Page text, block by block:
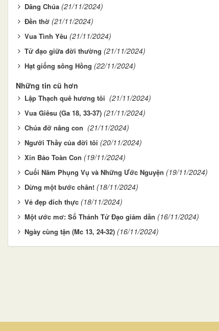
Dâng Chúa (21/11/2024)
Đền thờ (21/11/2024)
Vua Tình Yêu (21/11/2024)
Tử đạo giữa đời thường (21/11/2024)
Hạt giống sông Hồng (22/11/2024)
Những tin cũ hơn
Lập Thạch quê hương tôi (21/11/2024)
Vua Giêsu (Ga 18, 33-37) (21/11/2024)
Chúa đỡ nâng con (21/11/2024)
Ngưởi Thầy của đời tôi (20/11/2024)
Xin Bảo Toàn Con (19/11/2024)
Cuối Năm Phụng Vụ và Những Ước Nguyện (19/11/2024)
Dừng một bước chân! (18/11/2024)
Vẻ đẹp đích thực (18/11/2024)
Một ước mơ: Số Thánh Tử Đạo giảm dần (16/11/2024)
Ngày cùng tận (Mc 13, 24-32) (16/11/2024)